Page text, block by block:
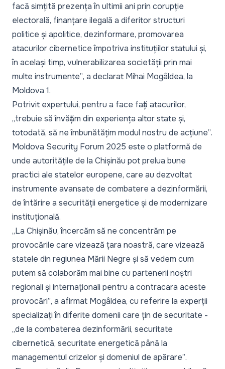
facă simțită prezența în ultimii ani prin corupție
electorală, finanțare ilegală a diferitor structuri
politice și apolitice, dezinformare, promovarea
atacurilor cibernetice împotriva instituțiilor statului și,
în același timp, vulnerabilizarea societății prin mai
multe instrumente”, a declarat Mihai Mogâldea, la
Moldova 1.
Potrivit expertului, pentru a face față atacurilor,
„trebuie să învățăm din experiența altor state și,
totodată, să ne îmbunătățim modul nostru de acțiune”.
Moldova Security Forum 2025 este o platformă de
unde autoritățile de la Chișinău pot prelua bune
practici ale statelor europene, care au dezvoltat
instrumente avansate de combatere a dezinformării,
de întărire a securității energetice și de modernizare
instituțională.
„La Chișinău, încercăm să ne concentrăm pe
provocările care vizează țara noastră, care vizează
statele din regiunea Mării Negre și să vedem cum
putem să colaborăm mai bine cu partenerii noștri
regionali și internaționali pentru a contracara aceste
provocări”, a afirmat Mogâldea, cu referire la experții
specializați în diferite domenii care țin de securitate -
„de la combaterea dezinformării, securitate
cibernetică, securitate energetică până la
managementul crizelor și domeniul de apărare”.